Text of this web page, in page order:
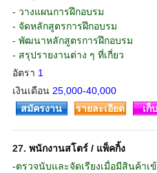
- วางแผนการฝึกอบรม
- จัดหลักสูตรการฝึกอบรม
- พัฒนาหลักสูตรการฝึกอบรม
- สรุปรายงานต่าง ๆ ที่เกี่ยว
อัตรา 1
เงินเดือน 25,000-40,000
สมัครงาน รายละเอียด เก็
27. พนักงานสโตร์ / แพ็คกิ้ง
-ตรวจนับและจัดเรียงเมื่อมีสินค้าเ